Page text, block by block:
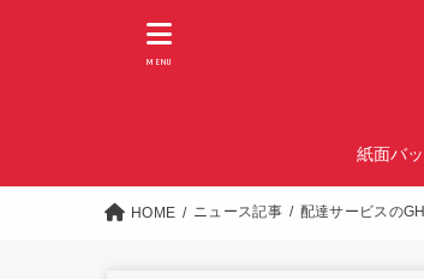
紙面バ
MENU
HOME ニュース記事 配達サービスの